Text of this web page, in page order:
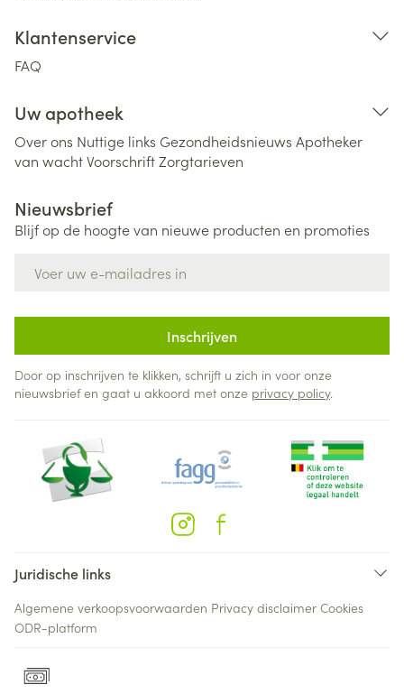
Klantenservice
FAQ
Uw apotheek
Over ons Nuttige links Gezondheidsnieuws Apotheker
van wachtVoorschriftZorgtarieven
Nieuwsbrief
Blijf op de hoogte van nieuwe producten en promoties
Inschrijven
Door op inschrijven te klikken, schrijft u zich in voor onze
nieuwsbrief en gaat u akkoord met onze privacy policy.
Juridische links
Algemene verkoopsvoorwaarden Privacy disclaimer Cookies
ODR-platform